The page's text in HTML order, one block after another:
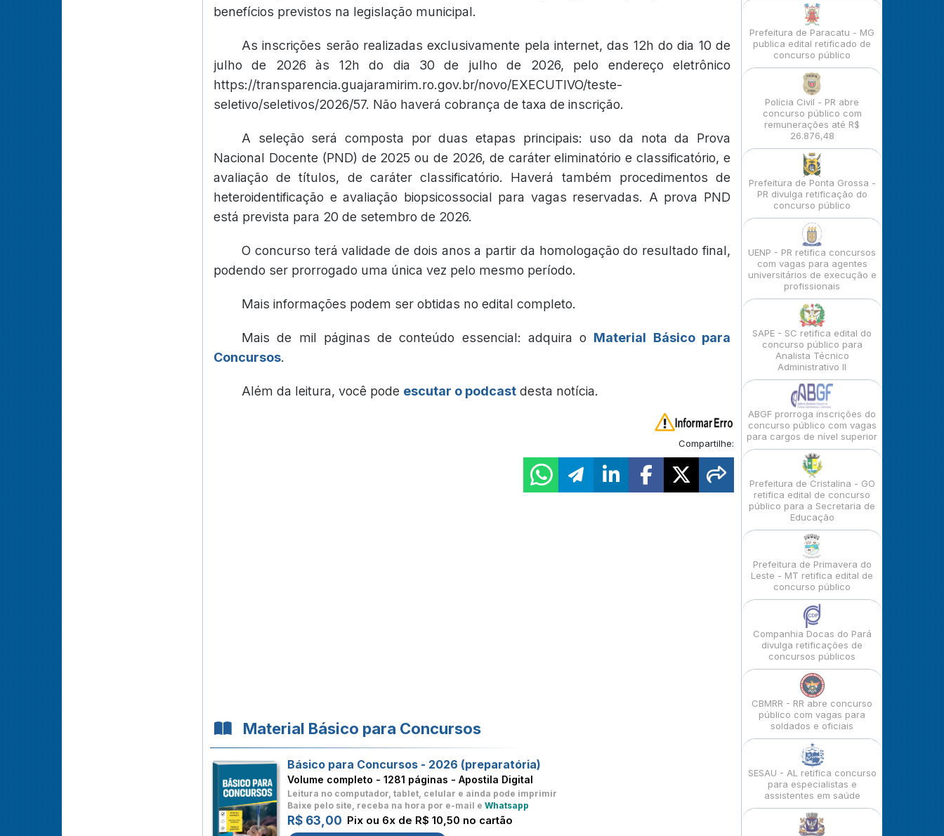
benefícios previstos na legislação municipal.
As inscrições serão realizadas exclusivamente pela internet, das 12h do dia 10 de
julho de 2026 às 12h do dia 30 de julho de 2026, pelo endereço eletrônico
https://transparencia.guajaramirim.ro.gov.br/novo/EXECUTIVO/teste-
seletivo/seletivos/2026/57. Não haverá cobrança de taxa de inscrição.
A seleção será composta por duas etapas principais: uso da nota da Prova
Nacional Docente (PND) de 2025 ou de 2026, de caráter eliminatório e classificatório, e
avaliação de títulos, de caráter classificatório. Haverá também procedimentos de
heteroidentificação e avaliação biopsicossocial para vagas reservadas. A prova PND
está prevista para 20 de setembro de 2026.
O concurso terá validade de dois anos a partir da homologação do resultado final,
podendo ser prorrogado uma única vez pelo mesmo período.
Mais informações podem ser obtidas no edital completo.
Mais de mil páginas de conteúdo essencial: adquira o Material Básico para
Concursos.
Além da leitura, você pode escutar o podcast desta notícia.
Compartilhe:
Material Básico para Concursos
Básico para Concursos - 2026 (preparatória)
Volume completo - 1281 páginas - Apostila Digital
Leitura no computador, tablet, celular e ainda pode imprimir
Baixe pelo site, receba na hora por e-mail e Whatsapp
R$ 63,00 Pix ou 6x de R$ 10,50 no cartão
Prefeitura de Paracatu - MG
publica edital retificado de
concurso público
Polícia Civil - PR abre
concurso público com
remunerações até R$
26.876,48
Prefeitura de Ponta Grossa -
PR divulga retificação do
concurso público
UENP - PR retifica concursos
com vagas para agentes
universitários de execução e
profissionais
SAPE - SC retifica edital do
concurso público para
Analista Técnico
Administrativo II
ABGF prorroga inscrições do
concurso público com vagas
para cargos de nível superior
Prefeitura de Cristalina - GO
retifica edital de concurso
público para a Secretaria de
Educação
Prefeitura de Primavera do
Leste - MT retifica edital de
concurso público
Companhia Docas do Pará
divulga retificações de
concursos públicos
CBMRR - RR abre concurso
público com vagas para
soldados e oficiais
SESAU - AL retifica concurso
para especialistas e
assistentes em saúde